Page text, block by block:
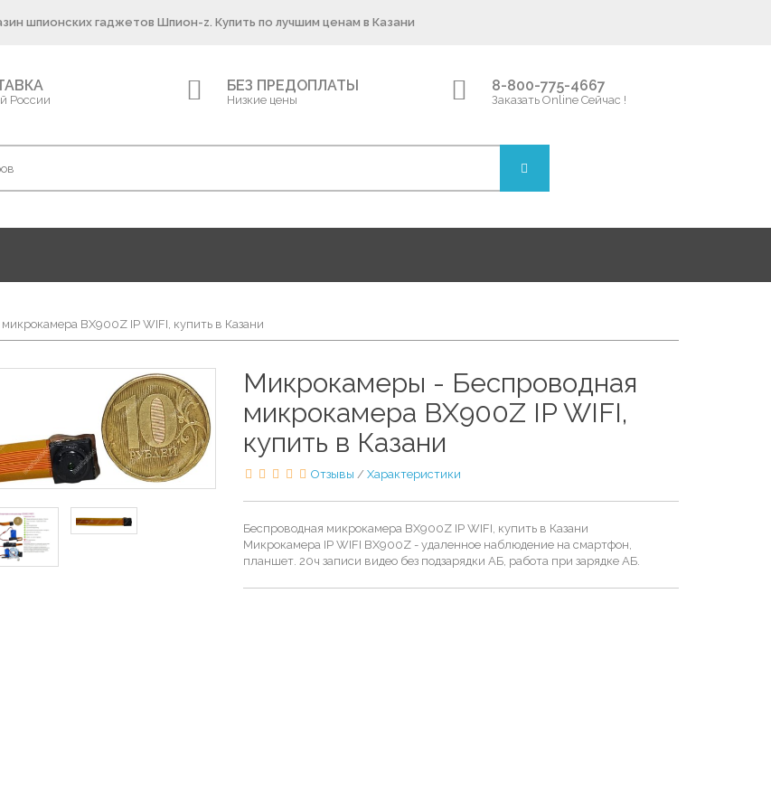
шпионских гаджетов Шпион-z. Купить по лучшим ценам в Казани
России
БЕЗ ПРЕДОПЛАТЫ
Низкие цены
8-800-775-4667
Заказать Online Сейчас !
BX900Z IP WIFI, купить в Казани
Микрокамеры - Беспроводная
микрокамера BX900Z IP WIFI,
купить в Казани
Отзывы /Характеристики
Беспроводная микрокамера BX900Z IP WIFI, купить в Казани
Микрокамера IP WIFI BX900Z - удаленное наблюдение на смартфон,
планшет. 20ч записи видео без подзарядки АБ, работа при зарядке АБ.